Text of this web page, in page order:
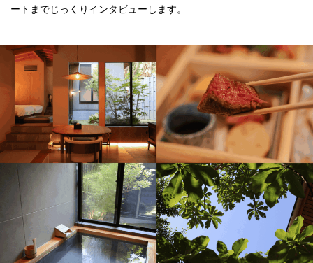
ートまでじっくりインタビューします。